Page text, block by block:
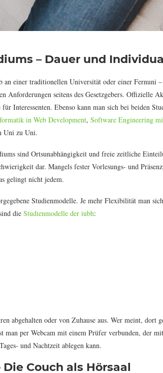
– Dauer und
einer traditionellen Universität oder einer Fernuni
Anforderungen seitens des Gesetzgebers. Offizielle
Interessenten. Ebenso kann man sich bei beiden
in Web Development, Software Engineering
Uni zu Uni.
sind Ortsunabhängigkeit und freie zeitliche
dar. Mangels fester Vorlesungs- und
gelingt nicht jedem.
Studienmodelle. Je mehr Flexibilität man
die Studienmodelle der iubh:
abgehalten oder von Zuhause aus. Wer meint, dort
man per Webcam mit einem Prüfer verbunden, der
und Nachtzeit ablegen kann.
Couch als Hörsaal